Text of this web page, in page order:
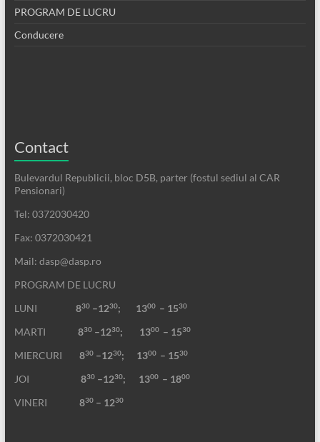
PROGRAM DE LUCRU
Conducere
Contact
Bulevardul Republicii, bloc D5B, parter (fostul sediul al CAR
Pensionari)
Tel: 0372030420
Fax: 0372030421
Mail: dasp@dasp.ro
PROGRAM DE LUCRU
LUNI
830–1230; 1300 – 1530
MARTI 830–1230; 1300 – 1530
MIERCURI 830–1230; 1300 – 1530
JOI 830–1230; 1300 – 1800
VINERI 830– 1230